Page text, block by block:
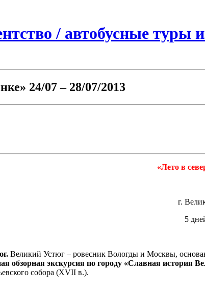
/ автобусные туры
24/07 – 28/07/2013
«Лето в
г.
5
Великий Устюг – ровесник Вологды и Москвы,
обзорная экскурсия по городу «Славная история
собора (ХVII в.).